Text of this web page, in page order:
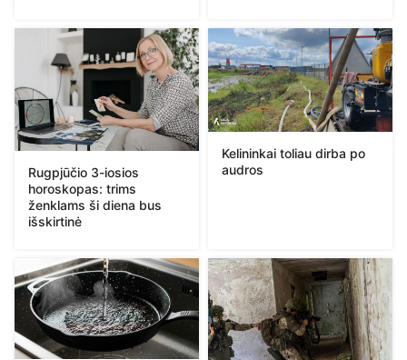
Rugpjūčio 3-iosios
horoskopas: trims
ženklams ši diena bus
išskirtinė
Kelininkai toliau dirba po
audros